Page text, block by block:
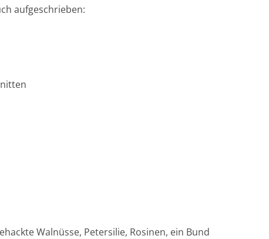
aufgeschrieben:
Walnüsse, Petersilie, Rosinen, ein Bund